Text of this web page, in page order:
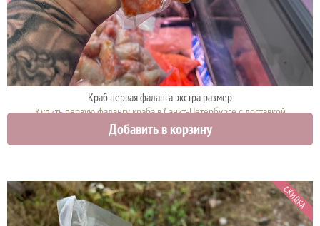
Краб первая фаланга экстра размер
Купить первую фалангу краба в Санкт-Петербурге с доставкой
12000 руб.
Добавить в корзину
СКИДКА